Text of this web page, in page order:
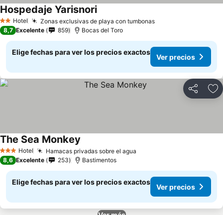
2 Estrellas
Hotel Zonas exclusivas de playa con tumbonas
Hospedaje Yarisnori
8,7 Excelente 859 Bocas del Toro
Elige fechas para ver los precios exactos
Ver precios
Compartir
3 Estrellas
Hotel Hamacas privadas sobre el agua
The Sea Monkey
8,6 Excelente 253 Bastimentos
Elige fechas para ver los precios exactos
Ver precios